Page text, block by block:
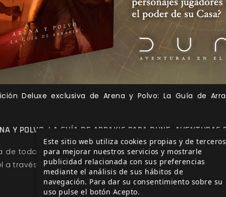
Deluxe exclusiva de Arena y Polvo: La Guía de
Y POLVO: LA GUÍA DE ARRAKIS PARA DUNE: AVENTURAS
de todas las novedades sobreDune: Aventuras en el
a través de lasnoticiasy la sección de desarrollode
Este sitio web utiliza cookies propias y de terceros
para mejorar nuestros servicios y mostrarle
publicidad relacionada con sus preferencias
mediante el análisis de sus hábitos de
navegación. Para dar su consentimiento sobre su
uso pulse el botón Acepto.